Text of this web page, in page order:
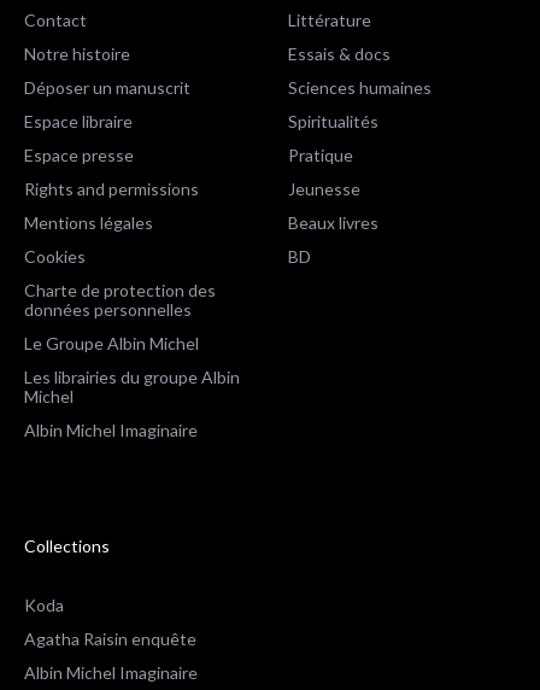
Contact
Notre histoire
Déposer un manuscrit
Espace libraire
Espace presse
Rights and permissions
Mentions légales
Cookies
Charte de protection des
données personnelles
Le Groupe Albin Michel
Les librairies du groupe Albin
Michel
Albin Michel Imaginaire
Littérature
Essais & docs
Sciences humaines
Spiritualités
Pratique
Jeunesse
Beaux livres
BD
Collections
Koda
Agatha Raisin enquête
Albin Michel Imaginaire